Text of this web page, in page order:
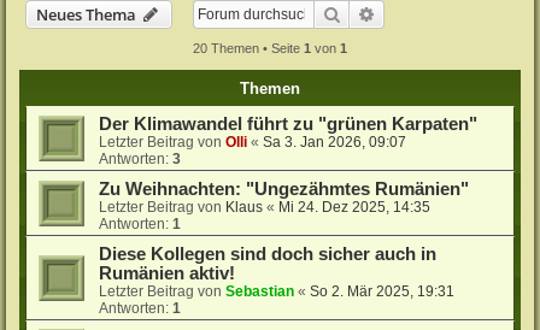
Neues Thema
Suche
20 Themen • Seite 1 von 1
Themen
Der Klimawandel führt zu "grünen Karpaten"
Letzter Beitrag von Olli « Sa 3. Jan 2026, 09:07
Antworten: 3
Zu Weihnachten: "Ungezähmtes Rumänien"
Letzter Beitrag von Klaus « Mi 24. Dez 2025, 14:35
Antworten: 1
Diese Kollegen sind doch sicher auch in
Rumänien aktiv!
Letzter Beitrag von Sebastian « So 2. Mär 2025, 19:31
Antworten: 1